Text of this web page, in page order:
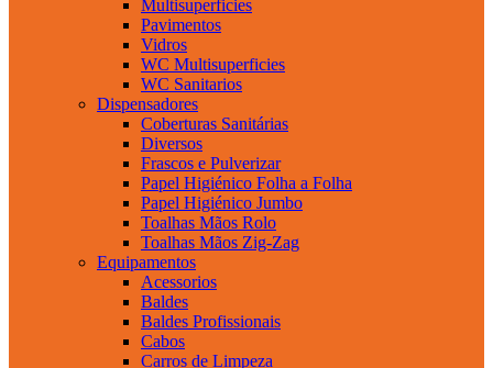
Multisuperficies
Pavimentos
Vidros
WC Multisuperficies
WC Sanitarios
Dispensadores
Coberturas Sanitárias
Diversos
Frascos e Pulverizar
Papel Higiénico Folha a Folha
Papel Higiénico Jumbo
Toalhas Mãos Rolo
Toalhas Mãos Zig-Zag
Equipamentos
Acessorios
Baldes
Baldes Profissionais
Cabos
Carros de Limpeza